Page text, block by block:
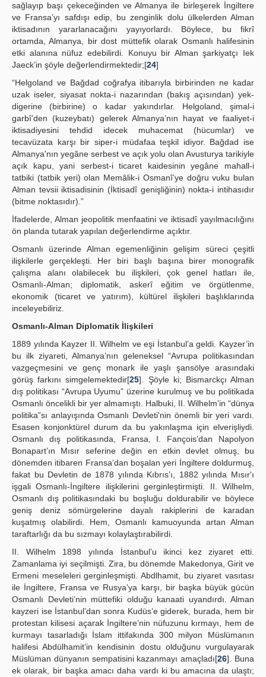
sağlayıp başı çekeceğinden ve Almanya ile birleşerek İngiltere
ve Fransa’yı safdışı edip, bu zenginlik dolu ülkelerden Alman
iktisadının yararlanacağını yayıyorlardı. Böylece, bu fikrî
ortamda, Almanya, bir dost müttefik olarak Osmanlı halifesinin
etki alanına nüfuz edebilirdi. Konuyu bir Alman şarkiyatçı Iek
Jaeck’in şöyle değerlendirmektedir;[24]
“Helgoland ve Bağdad coğrafya itibarıyla birbirinden ne kadar
uzak iseler, siyasat nokta-i nazarından (bakış açısından) yek-
digerine (birbirine) o kadar yakındırlar. Helgoland, şimal-i
garbî’den (kuzeybatı) gelerek Almanya’nın hayat ve faaliyet-i
iktisadiyesini tehdid idecek muhacemat (hücumlar) ve
tecavüzata karşı bir siper-i müdafaa teşkil idiyor. Bağdad ise
Almanya'nın yegâne serbest ve açık yolu olan Avusturya tarikiyle
açık kapu, yani serbest-i ticaret kaidesinin yegâne mahall-i
tatbiki (tatbik yeri) olan Memâlik-i Osmanî’ye doğru vuku bulan
Alman tevsii iktisadisinin (İktisadî genişliğinin) nokta-i intihasıdır
(bitme noktasıdır).”
İfadelerde, Alman jeopolitik menfaatini ve iktisadî yayılmacılığını
ön planda tutarak yapılan değerlendirme açıktır.
Osmanlı üzerinde Alman egemenliğinin gelişim süreci çeşitli
ilişkilerle gerçekleşti. Her biri başlı başına birer monografik
çalışma alanı olabilecek bu ilişkileri, çok genel hatları ile,
Osmanlı-Alman; diplomatik, askerî eğitim ve örgütlenme,
ekonomik (ticaret ve yatırım), kültürel ilişkileri başlıklarında
inceleyebiliriz.
Osmanlı-Alman Diplomatik İlişkileri
1889 yılında Kayzer II. Wilhelm ve eşi İstanbul’a geldi. Kayzer’in
bu ilk ziyareti, Almanya’nın geleneksel “Avrupa politikasından
vazgeçmesini ve genç monark ile yaşlı şansölye arasındaki
görüş farkını simgelemektedir[25]. Şöyle ki; Bismarckçı Alman
dış politikası “Avrupa Uyumu” üzerine kurulmuş ve bu politikada
Osmanlı öncelikli bir yer almamıştı. Halbuki, II. Wilhelm’in “dünya
politika”sı anlayışında Osmanlı Devleti'nin önemli bir yeri vardı.
Esasen konjonktürel durum da bu yakınlaşma için elverişliydi.
Osmanlı dış politikasında, Fransa, I. Fançois’dan Napolyon
Bonapart’ın Mısır seferine değin en etkin devlet olmuş, bu
dönemden itibaren Fransa’dan boşalan yeri İngiltere doldurmuş,
fakat bu Devletin de 1878 yılında Kıbrıs’ı, 1882 yılında Mısır'ı
işgali Osmanlı-İngiltere ilişkilerini gerginleştirmişti. II. Wilhelm,
Osmanlı dış politikasındaki bu boşluğu doldurabilir ve böylece
geniş deniz sömürgelerine dayalı rakiplerini de karadan
kuşatmış olabilirdi. Hem, Osmanlı kamuoyunda artan Alman
taraftarlığı da bu sızmayı kolaylaştırabilirdi.
II. Wilhelm 1898 yılında İstanbul’u ikinci kez ziyaret etti.
Zamanlama iyi seçilmişti. Zira, bu dönemde Makedonya, Girit ve
Ermeni meseleleri gerginleşmişti. Abdlhamit, bu ziyaret vasıtası
ile İngiltere, Fransa ve Rusya’ya karşı, bir başka büyük gücün
Osmanlı Devleti’nin müttefiki olduğu kanaati uyandırdı. Alman
kayzeri ise İstanbul’dan sonra Kudüs’e giderek, burada, hem bir
protestan kilisesi açarak İngiltere’nin nüfuzunu kırmayı, hem de
kurmayı tasarladığı İslam ittifakında 300 milyon Müslümanın
halifesi Abdülhamit’in kendisinin dostu olduğunu vurgulayarak
Müslüman dünyanın sempatisini kazanmayı amaçladı[26]. Buna
ek olarak, bir başka amacı daha vardı ki bu amacına da ulaştı;